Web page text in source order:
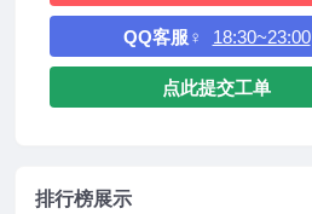
QQ客服♀ 18:30~23:00
点此提交工单
排行榜展示